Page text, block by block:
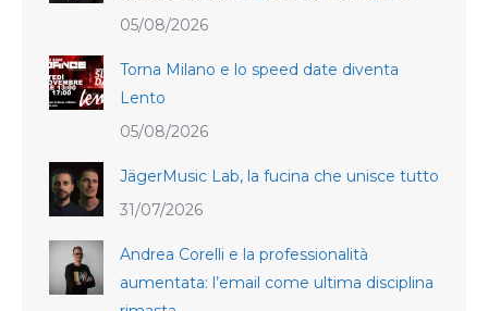
05/08/2026
Torna Milano e lo speed date diventa
Lento
05/08/2026
JägerMusic Lab, la fucina che unisce tutto
31/07/2026
Andrea Corelli e la professionalità
aumentata: l’email come ultima disciplina